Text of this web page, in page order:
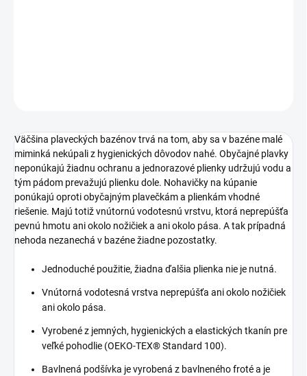
Väčšina plaveckých bazénov trvá na tom, aby sa v bazéne malé
miminká nekúpali z hygienických dôvodov nahé. Obyčajné plavky
neponúkajú žiadnu ochranu a jednorazové plienky udržujú vodu a
tým pádom prevažujú plienku dole. Nohavičky na kúpanie
ponúkajú oproti obyčajným plavečkám a plienkám vhodné
riešenie. Majú totiž vnútornú vodotesnú vrstvu, ktorá neprepúšťa
pevnú hmotu ani okolo nožičiek a ani okolo pása. A tak prípadná
nehoda nezanechá v bazéne žiadne pozostatky.
Jednoduché použitie, žiadna ďalšia plienka nie je nutná.
Vnútorná vodotesná vrstva neprepúšťa ani okolo nožičiek
ani okolo pása.
Vyrobené z jemných, hygienických a elastických tkanín pre
veľké pohodlie (OEKO-TEX® Standard 100).
Bavlnená podšívka je vyrobená z bavlneného froté a je